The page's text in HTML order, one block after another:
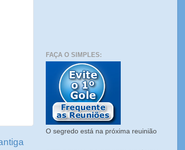
FAÇA O SIMPLES:
O segredo está na próxima reuinião